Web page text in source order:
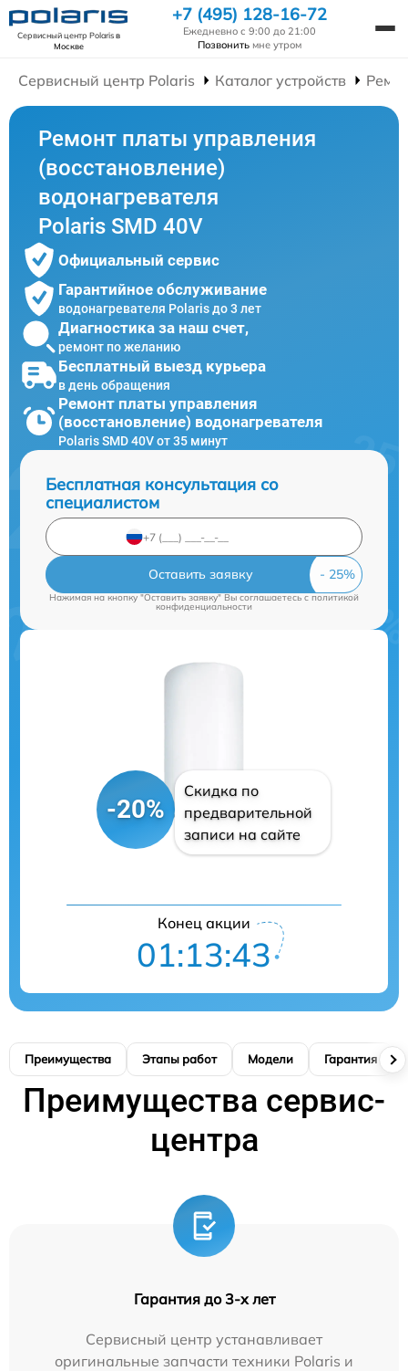
Сервисный центр Polarisв
Москве
+7 (495) 128-16-72
Ежедневно с 9:00 до 21:00
Позвонить мне утром
Сервисный центр Polaris Каталог устройств
Ремонт платы управления
(восстановление)
водонагревателя
Polaris SMD 40V
Официальный сервис
Гарантийное обслуживание
водонагревателя Polaris до 3 лет
Диагностика за наш счет,
ремонт по желанию
Бесплатный выезд курьера
в день обращения
Ремонт платы управления
(восстановление) водонагревателя
Polaris SMD 40V от 35 минут
Бесплатная консультация со
специалистом
Оставить заявку
Нажимая на кнопку "Оставить заявку" Вы соглашаетесь cполитикой
конфиденциальности
-20%
Скидка по
предварительной
записи на сайте
Конец акции
01:13:42
Преимущества Этапы работ Модели Гарантия
Преимущества сервис-
центра
Гарантия до 3-х лет
Сервисный центр устанавливает
оригинальные запчасти техники Polaris и